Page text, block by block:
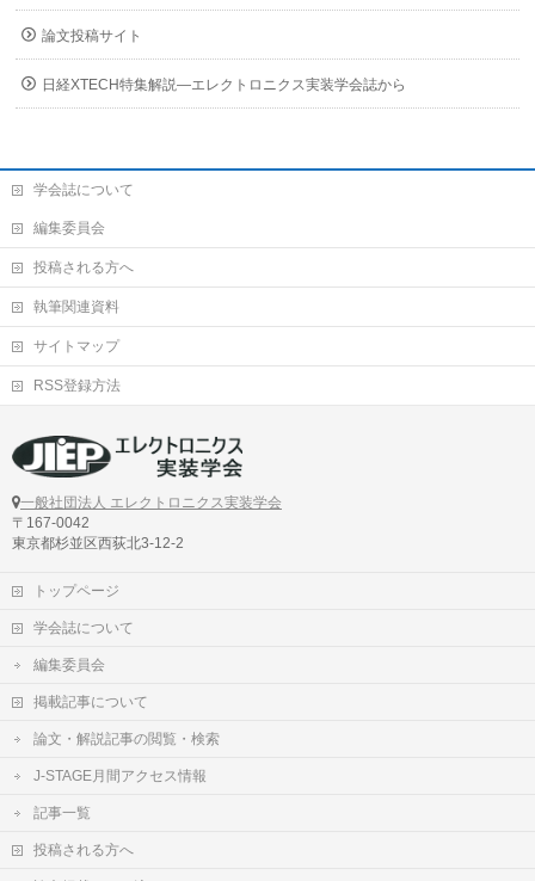
論文投稿サイト
日経XTECH特集解説―エレクトロニクス実装学会誌から
学会誌について
編集委員会
投稿される方へ
執筆関連資料
サイトマップ
RSS登録方法
一般社団法人 エレクトロニクス実装学会
〒167-0042
東京都杉並区西荻北3-12-2
トップページ
学会誌について
編集委員会
掲載記事について
論文・解説記事の閲覧・検索
J-STAGE月間アクセス情報
記事一覧
投稿される方へ